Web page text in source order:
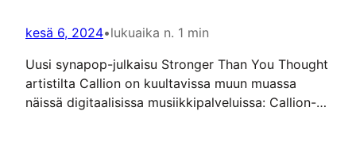
kesä 6, 2024•lukuaika n. 1 min
Uusi synapop-julkaisu Stronger Than You Thought
artistilta Callion on kuultavissa muun muassa
näissä digitaalisissa musiikkipalveluissa: Callion-